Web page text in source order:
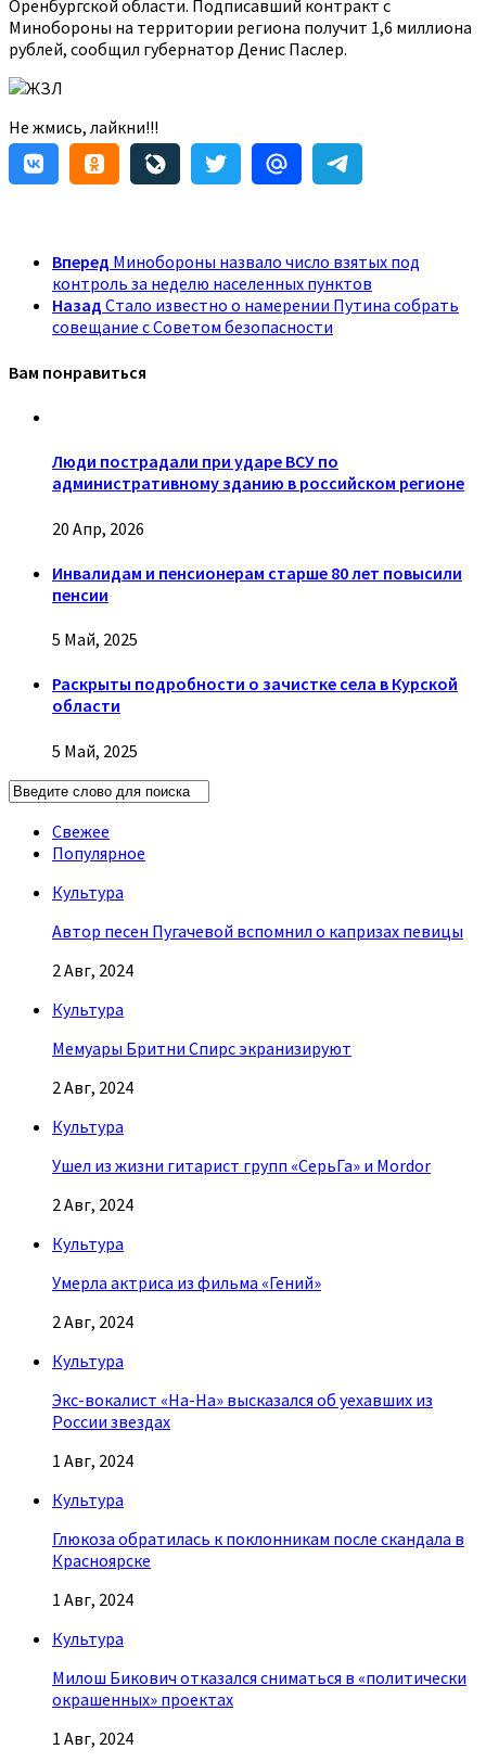
Оренбургской области. Подписавший контракт с
Минобороны на территории региона получит 1,6 миллиона
рублей, сообщил губернатор Денис Паслер.
ЖЗЛ
Не жмись, лайкни!!!
Вперед Минобороны назвало число взятых под
контроль за неделю населенных пунктов
Назад Стало известно о намерении Путина собрать
совещание с Советом безопасности
Вам понравиться
Люди пострадали при ударе ВСУ по
административному зданию в российском регионе
20 Апр, 2026
Инвалидам и пенсионерам старше 80 лет повысили
пенсии
5 Май, 2025
Раскрыты подробности о зачистке села в Курской
области
5 Май, 2025
Свежее
Популярное
Культура
Автор песен Пугачевой вспомнил о капризах певицы
2 Авг, 2024
Культура
Мемуары Бритни Спирс экранизируют
2 Авг, 2024
Культура
Ушел из жизни гитарист групп «СерьГа» и Mordor
2 Авг, 2024
Культура
Умерла актриса из фильма «Гений»
2 Авг, 2024
Культура
Экс-вокалист «На-На» высказался об уехавших из
России звездах
1 Авг, 2024
Культура
Глюкоза обратилась к поклонникам после скандала в
Красноярске
1 Авг, 2024
Культура
Милош Бикович отказался сниматься в «политически
окрашенных» проектах
1 Авг, 2024